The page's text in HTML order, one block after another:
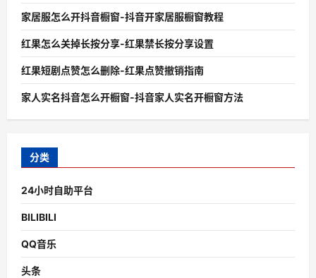
家居服怎么开抖音橱窗-抖音开家居服橱窗教程
红果怎么关掉长按分享-红果禁长按分享设置
红果短剧点赞怎么删除-红果点赞撤销指南
家人实名抖音怎么开橱窗-抖音家人实名开橱窗方法
分类
24小时自助平台
BILIBILI
QQ音乐
头条